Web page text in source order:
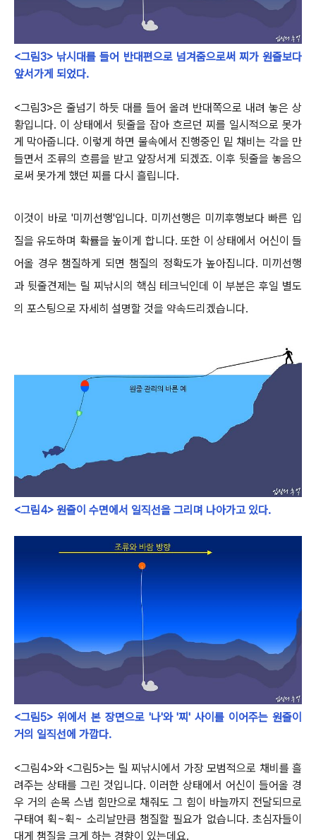
<그림3> 낚시대를 들어 반대편으로 넘겨줌으로써 찌가 원줄보다
앞서가게 되었다.
<그림3>은 줄넘기 하듯 대를 들어 올려 반대쪽으로 내려 놓은 상
황입니다. 이 상태에서 뒷줄을 잡아 흐르던 찌를 일시적으로 못가
게 막아줍니다. 이렇게 하면 물속에서 진행중인 밑 채비는 각을 만
들면서 조류의 흐름을 받고 앞장서게 되겠죠. 이후 뒷줄을 놓음으
로써 못가게 했던 찌를 다시 흘립니다.
이것이 바로 '미끼선행'입니다. 미끼선행은 미끼후행보다 빠른 입
질을 유도하며 확률을 높이게 합니다.또한 이 상태에서 어신이 들
어올 경우 챔질하게 되면 챔질의 정확도가 높아집니다. 미끼선행
과 뒷줄견제는 릴 찌낚시의 핵심 테크닉인데 이 부분은 후일 별도
의 포스팅으로 자세히 설명할 것을 약속드리겠습니다.
<그림4> 원줄이 수면에서 일직선을 그리며 나아가고 있다.
<그림5> 위에서 본 장면으로 '나'와 '찌' 사이를 이어주는 원줄이
거의 일직선에 가깝다.
<그림4>와 <그림5>는 릴 찌낚시에서 가장 모범적으로 채비를 흘
려주는 상태를 그린 것입니다. 이러한 상태에서 어신이 들어올 경
우 거의 손목 스냅 힘만으로 채줘도 그 힘이 바늘까지 전달되므로
구태여 휙~휙~ 소리날만큼 챔질할 필요가 없습니다. 초심자들이
대게 챔질을 크게 하는 경향이 있는데요.